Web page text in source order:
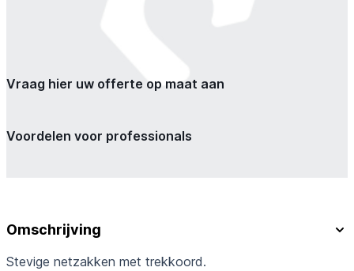
Vraag hier uw offerte op maat aan
Voordelen voor professionals
Omschrijving
Stevige netzakken met trekkoord.